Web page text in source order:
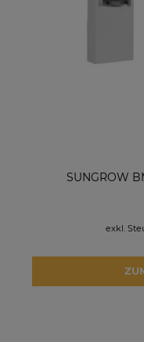
SUNGROW
exkl.